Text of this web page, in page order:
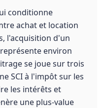
conditionne
achat et location
l'acquisition d'un
représente environ
se joue sur trois
SCI à l'impôt sur les
les intérêts et
une plus-value